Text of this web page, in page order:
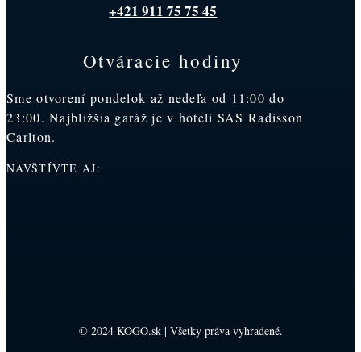
+421 911 75 75 45
Otváracie hodiny
Sme otvorení pondelok až nedeľa od 11:00 do
23:00. Najbližšia garáž je v hoteli SAS Radisson
Carlton.
NAVŠTÍVTE AJ:
© 2024 KOGO.sk | Všetky práva vyhradené.